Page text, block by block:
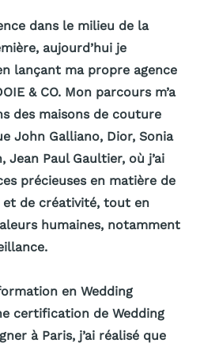
dans le milieu de la
aujourd’hui je
lançant ma propre agence
& CO. Mon parcours m’a
des maisons de couture
John Galliano, Dior, Sonia
Jean Paul Gaultier, où j’ai
précieuses en matière de
et de créativité, tout en
humaines, notamment
en Wedding
certification de Wedding
à Paris, j’ai réalisé que